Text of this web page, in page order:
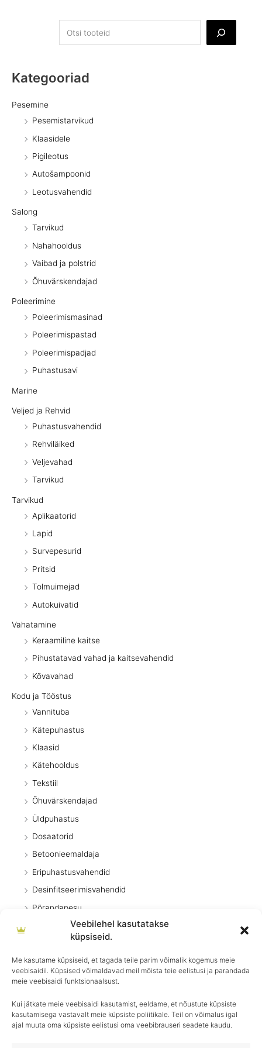
Veebilehel kasutatakse
küpsiseid.
Me kasutame küpsiseid, et tagada teile parim võimalik kogemus meie
veebisaidil. Küpsised võimaldavad meil mõista teie eelistusi ja parandada
meie veebisaidi funktsionaalsust.
Kui jätkate meie veebisaidi kasutamist, eeldame, et nõustute küpsiste
kasutamisega vastavalt meie küpsiste poliitikale. Teil on võimalus igal
ajal muuta oma küpsiste eelistusi oma veebibrauseri seadete kaudu.
Kategooriad
Pesemine
Pesemistarvikud
Klaasidele
Pigileotus
Autošampoonid
Leotusvahendid
Salong
Tarvikud
Nahahooldus
Vaibad ja polstrid
Õhuvärskendajad
Poleerimine
Poleerimismasinad
Poleerimispastad
Poleerimispadjad
Puhastusavi
Marine
Veljed ja Rehvid
Puhastusvahendid
Rehviläiked
Veljevahad
Tarvikud
Tarvikud
Aplikaatorid
Lapid
Survepesurid
Pritsid
Tolmuimejad
Autokuivatid
Vahatamine
Keraamiline kaitse
Pihustatavad vahad ja kaitsevahendid
Kõvavahad
Kodu ja Tööstus
Vannituba
Kätepuhastus
Klaasid
Kätehooldus
Tekstiil
Õhuvärskendajad
Üldpuhastus
Dosaatorid
Betoonieemaldaja
Eripuhastusvahendid
Desinfitseerimisvahendid
Põrandapesu
Pesuvahendid
Kodumasinad
Pritsid
Köök
Igapäevane hooldus, ületamatu sära–